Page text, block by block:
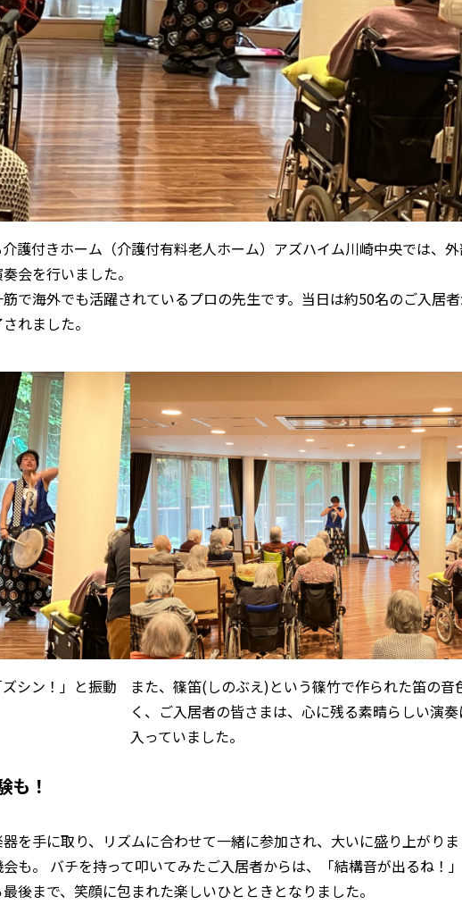
護付きホーム（介護付有料老人ホーム）アズハイム川崎中央では、
会を行いました。
で海外でも活躍されているプロの先生です。当日は約50名のご入居
れました。
シン！」と振動
また、篠笛(しのぶえ)という篠竹で作られた笛の音
く、ご入居者の皆さまは、心に残る素晴らしい演
入っていました。
も！
を手に取り、リズムに合わせて一緒に参加され、大いに盛り上がり
も。 バチを持って叩いてみたご入居者からは、「結構音が出るね！
後まで、笑顔に包まれた楽しいひとときとなりました。